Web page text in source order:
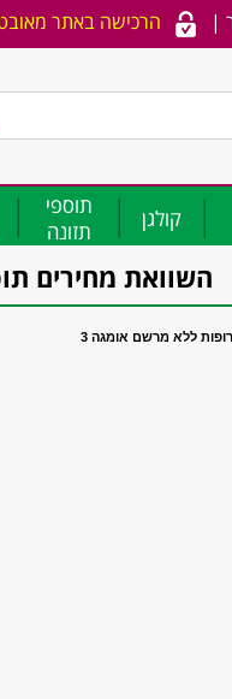
| הרכישה באתר
קולגן
תוספי
תזונה
השוואת מחירים
ללא מרשם ‏אומגה 3‏